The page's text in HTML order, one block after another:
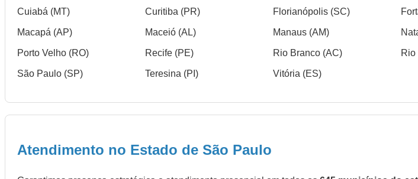
Cuiabá (MT) Curitiba (PR) Florianópolis (SC)
Macapá (AP) Maceió (AL) Manaus (AM)
Porto Velho (RO) Recife (PE) Rio Branco (AC) Rio
São Paulo (SP) Teresina (PI) Vitória (ES)
Atendimento no Estado de São Paulo